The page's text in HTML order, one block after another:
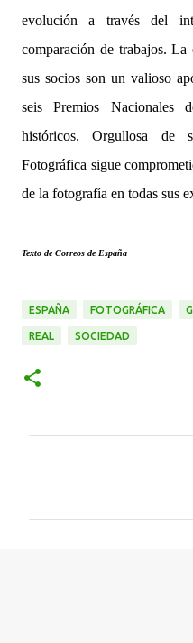
evolución a través del
comparación de trabajos.
sus socios son un valioso
seis Premios Nacionales
históricos. Orgullosa de
Fotográfica sigue
de la fotografía en todas sus
Texto de Correos de España
ESPAÑA FOTOGRÁFICA
REAL SOCIEDAD